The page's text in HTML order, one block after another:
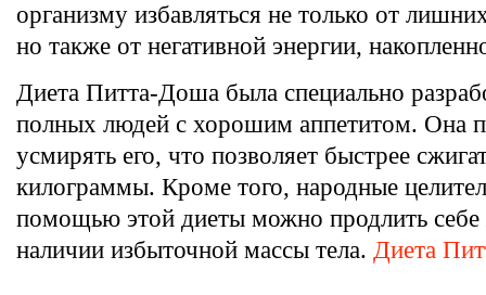
организму избавляться не только от
но также от негативной энергии,
Диета Питта-Доша была специально
полных людей с хорошим аппетитом. Она
усмирять его, что позволяет быстрее
килограммы. Кроме того, народные
помощью этой диеты можно продлить
наличии избыточной массы тела. Диета